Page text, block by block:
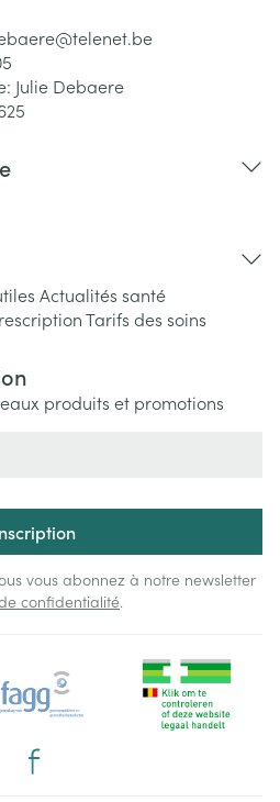
telenet.be
Julie Debaere
Actualités santé
Tarifs des soins
produits et promotions
vous abonnez à notre newsletter
confidentialité.